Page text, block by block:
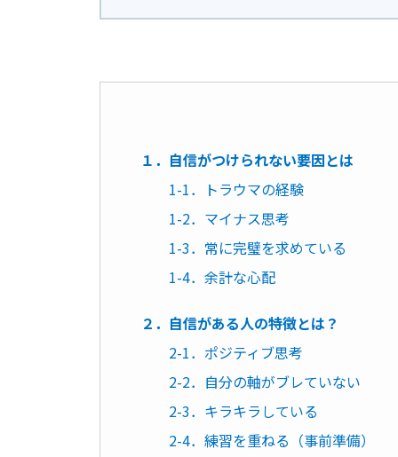
１．自信がつけられない要因とは
1-1．トラウマの経験
1-2．マイナス思考
1-3．常に完璧を求めている
1-4．余計な心配
２．自信がある人の特徴とは？
2-1．ポジティブ思考
2-2．自分の軸がブレていない
2-3．キラキラしている
2-4．練習を重ねる（事前準備）